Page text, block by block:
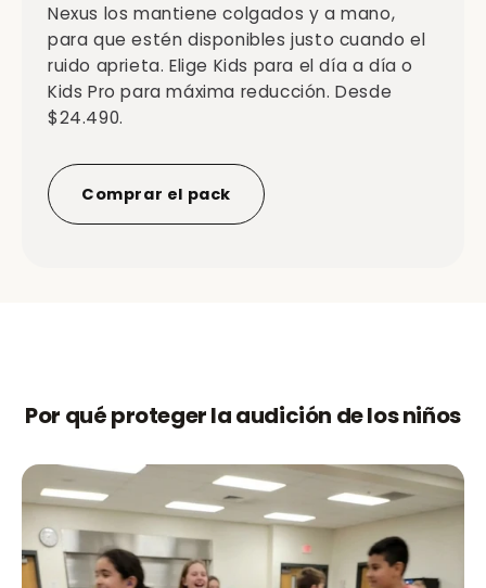
Nexus los mantiene colgados y a mano,
para que estén disponibles justo cuando el
ruido aprieta. Elige Kids para el día a día o
Kids Pro para máxima reducción. Desde
$24.490.
Comprar el pack
Por qué proteger la audición de los niños